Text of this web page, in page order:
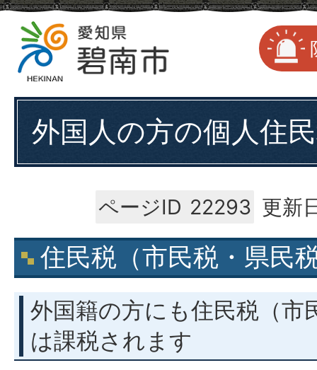
外国人の方の個人住
ページID 22293 更新
住民税（市民税・県民
外国籍の方にも住民税（市
は課税されます